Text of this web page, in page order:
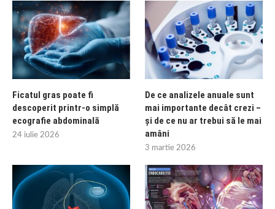
Ficatul gras poate fi
descoperit printr-o simplă
ecografie abdominală
24 iulie 2026
De ce analizele anuale sunt
mai importante decât crezi –
și de ce nu ar trebui să le mai
amâni
3 martie 2026